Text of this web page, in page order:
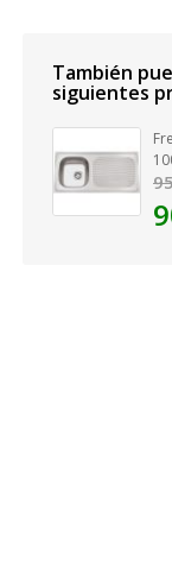
También
siguientes